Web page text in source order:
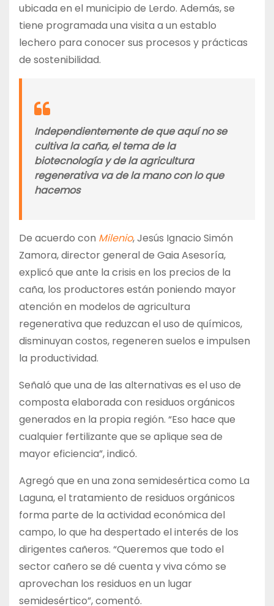
ubicada en el municipio de Lerdo. Además, se
tiene programada una visita a un establo
lechero para conocer sus procesos y prácticas
de sostenibilidad.
Independientemente de que aquí no se
cultiva la caña, el tema de la
biotecnología y de la agricultura
regenerativa va de la mano con lo que
hacemos
De acuerdo con Milenio, Jesús Ignacio Simón
Zamora, director general de Gaia Asesoría,
explicó que ante la crisis en los precios de la
caña, los productores están poniendo mayor
atención en modelos de agricultura
regenerativa que reduzcan el uso de químicos,
disminuyan costos, regeneren suelos e impulsen
la productividad.
Señaló que una de las alternativas es el uso de
composta elaborada con residuos orgánicos
generados en la propia región. “Eso hace que
cualquier fertilizante que se aplique sea de
mayor eficiencia”, indicó.
Agregó que en una zona semidesértica como La
Laguna, el tratamiento de residuos orgánicos
forma parte de la actividad económica del
campo, lo que ha despertado el interés de los
dirigentes cañeros. “Queremos que todo el
sector cañero se dé cuenta y viva cómo se
aprovechan los residuos en un lugar
semidesértico”, comentó.